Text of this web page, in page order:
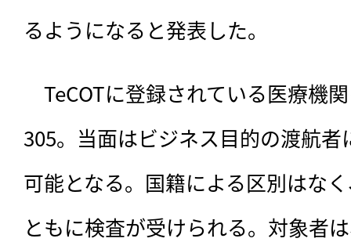
るようになると発表した。
TeCOTに登録されている医療機
305。当面はビジネス目的の渡航
可能となる。国籍による区別はな
ともに検査が受けられる。対象者